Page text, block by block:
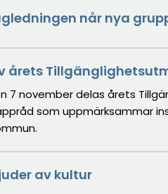
når nya
årets
7 november delas årets
som uppmärksammar
av kultur